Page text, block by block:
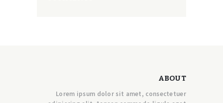
ABOUT
Lorem ipsum dolor sit amet, consectetuer